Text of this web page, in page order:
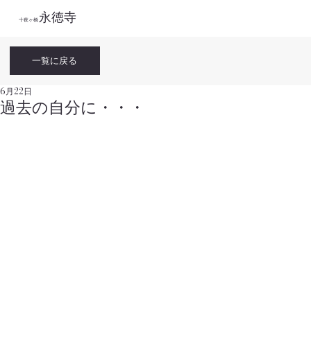
​十夜ヶ橋 永徳寺
一覧に戻る
過去の自分に・・・
6月22日